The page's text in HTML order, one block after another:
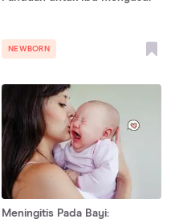
NEWBORN
Meningitis Pada Bayi: